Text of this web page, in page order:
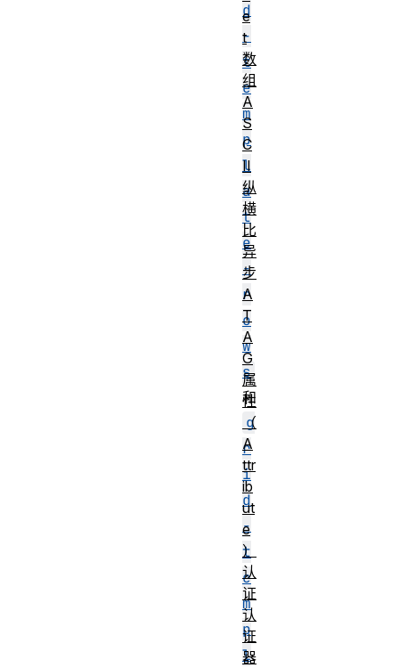
d
-
t
e
m
p
l
a
t
e
-
r
o
w
s
和
g
r
i
d
-
t
e
m
p
l
e
t
数
组
A
S
C
II
纵
横
比
异
步
A
T
A
G
属
性
（
A
ttr
ib
ut
e
）
认
证
认
证
器